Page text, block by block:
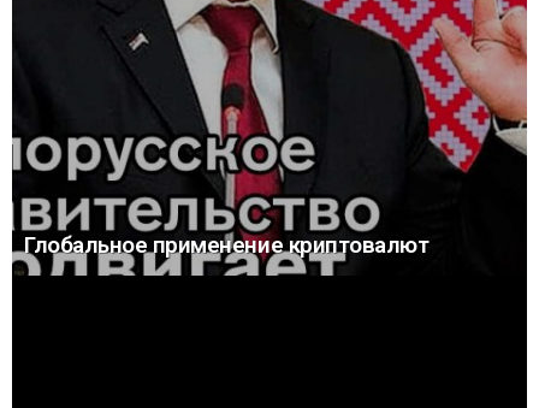
Глобальное применение криптовалют